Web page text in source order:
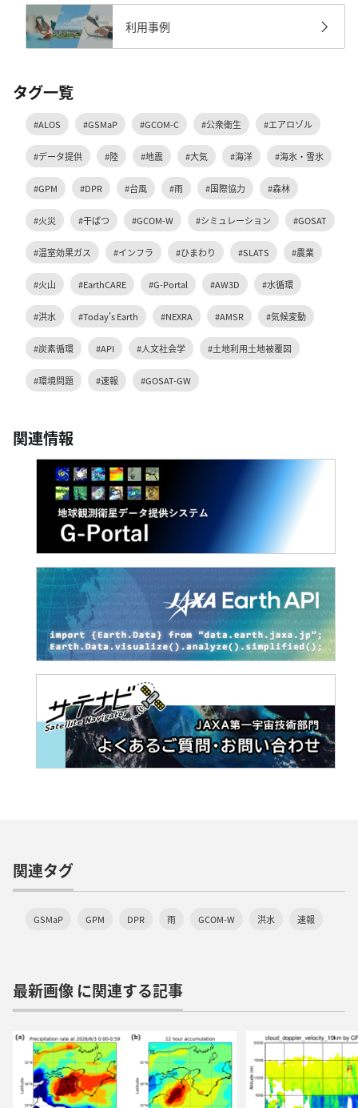
利用事例
タグ一覧
#ALOS #GSMaP #GCOM-C #公衆衛生 #エアロゾル
#データ提供 #陸 #地震 #大気 #海洋 #海氷・雪氷
#GPM #DPR #台風 #雨 #国際協力 #森林
#火災 #干ばつ #GCOM-W #シミュレーション #GOSAT
#温室効果ガス #インフラ #ひまわり #SLATS #農業
#火山 #EarthCARE #G-Portal #AW3D #水循環
#洪水 #Today's Earth #NEXRA #AMSR #気候変動
#炭素循環 #API #人文社会学 #土地利用土地被覆図
#環境問題 #速報 #GOSAT-GW
関連情報
関連タグ
GSMaP GPM DPR 雨 GCOM-W 洪水 速報
最新画像 に関連する記事